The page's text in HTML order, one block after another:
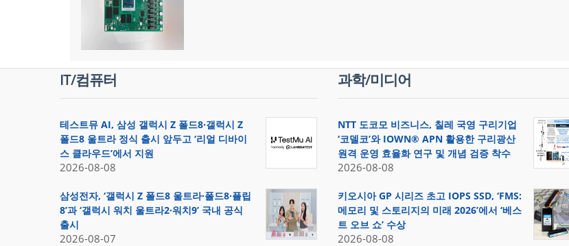
IT/컴퓨터
테스트뮤 AI, 삼성 갤럭시 Z 폴드8·갤럭시 Z
폴드8 울트라 정식 출시 앞두고 ‘리얼 디바이
스 클라우드’에서 지원
2026-08-08
삼성전자, ‘갤럭시 Z 폴드8 울트라·폴드8·플립
8’과 ‘갤럭시 워치 울트라2·워치9’ 국내 공식
출시
2026-08-07
과학/미디어
NTT 도코모 비즈니스, 칠레 국영 구리기업
‘코델코’와 IOWN® APN 활용한 구리광산
원격 운영 효율화 연구 및 개념 검증 착수
2026-08-08
키오시아 GP 시리즈 초고 IOPS SSD, ‘FMS:
메모리 및 스토리지의 미래 2026’에서 ‘베스
트 오브 쇼’ 수상
2026-08-08